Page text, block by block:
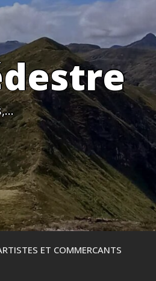
ET COMMERCANTS